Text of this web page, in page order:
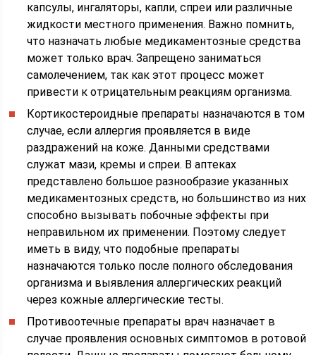
капсулы, ингаляторы, капли, спреи или различные
жидкости местного применения. Важно помнить,
что назначать любые медикаментозные средства
может только врач. Запрещено заниматься
самолечением, так как этот процесс может
привести к отрицательным реакциям организма.
Кортикостероидные препараты назначаются в том
случае, если аллергия проявляется в виде
раздражений на коже. Данными средствами
служат мази, кремы и спреи. В аптеках
представлено большое разнообразие указанных
медикаментозных средств, но большинство из них
способно вызывать побочные эффекты при
неправильном их применении. Поэтому следует
иметь в виду, что подобные препараты
назначаются только после полного обследования
организма и выявления аллергических реакций
через кожные аллергические тесты.
Противоотечные препараты врач назначает в
случае проявления основных симптомов в ротовой